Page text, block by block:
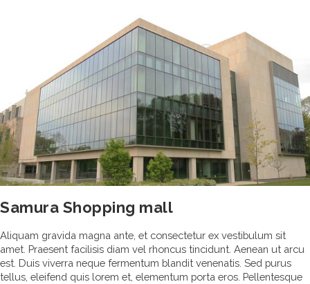
Samura Shopping mall
Aliquam gravida magna ante, et consectetur ex vestibulum sit
amet. Praesent facilisis diam vel rhoncus tincidunt. Aenean ut arcu
est. Duis viverra neque fermentum blandit venenatis. Sed purus
tellus, eleifend quis lorem et, elementum porta eros. Pellentesque